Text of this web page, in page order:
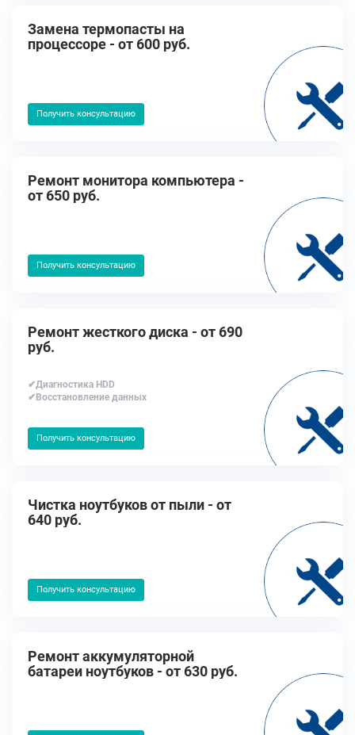
Замена термопасты на
процессоре - от 600 руб.
Получить консультацию
Ремонт монитора компьютера -
от 650 руб.
Получить консультацию
Ремонт жесткого диска - от 690
руб.
✔Диагностика HDD
✔Восстановление данных
Получить консультацию
Чистка ноутбуков от пыли - от
640 руб.
Получить консультацию
Ремонт аккумуляторной
батареи ноутбуков - от 630 руб.